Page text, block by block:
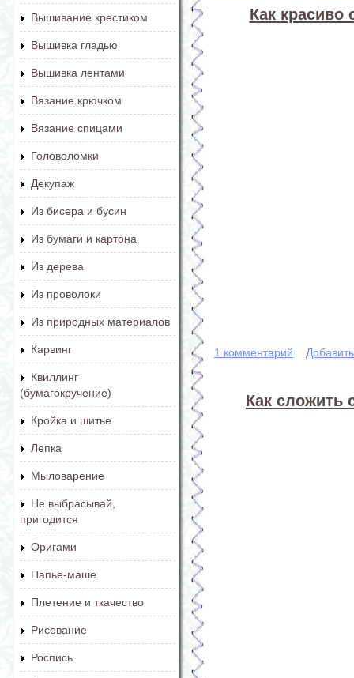
Вышивание крестиком
Вышивка гладью
Вышивка лентами
Вязание крючком
Вязание спицами
Головоломки
Декупаж
Из бисера и бусин
Из бумаги и картона
Из дерева
Из проволоки
Из природных материалов
Карвинг
Квиллинг
(бумагокручение)
Кройка и шитье
Лепка
Мыловарение
Не выбрасывай,
пригодится
Оригами
Папье-маше
Плетение и ткачество
Рисование
Роспись
Как красиво
1 комментарий
Как сложить